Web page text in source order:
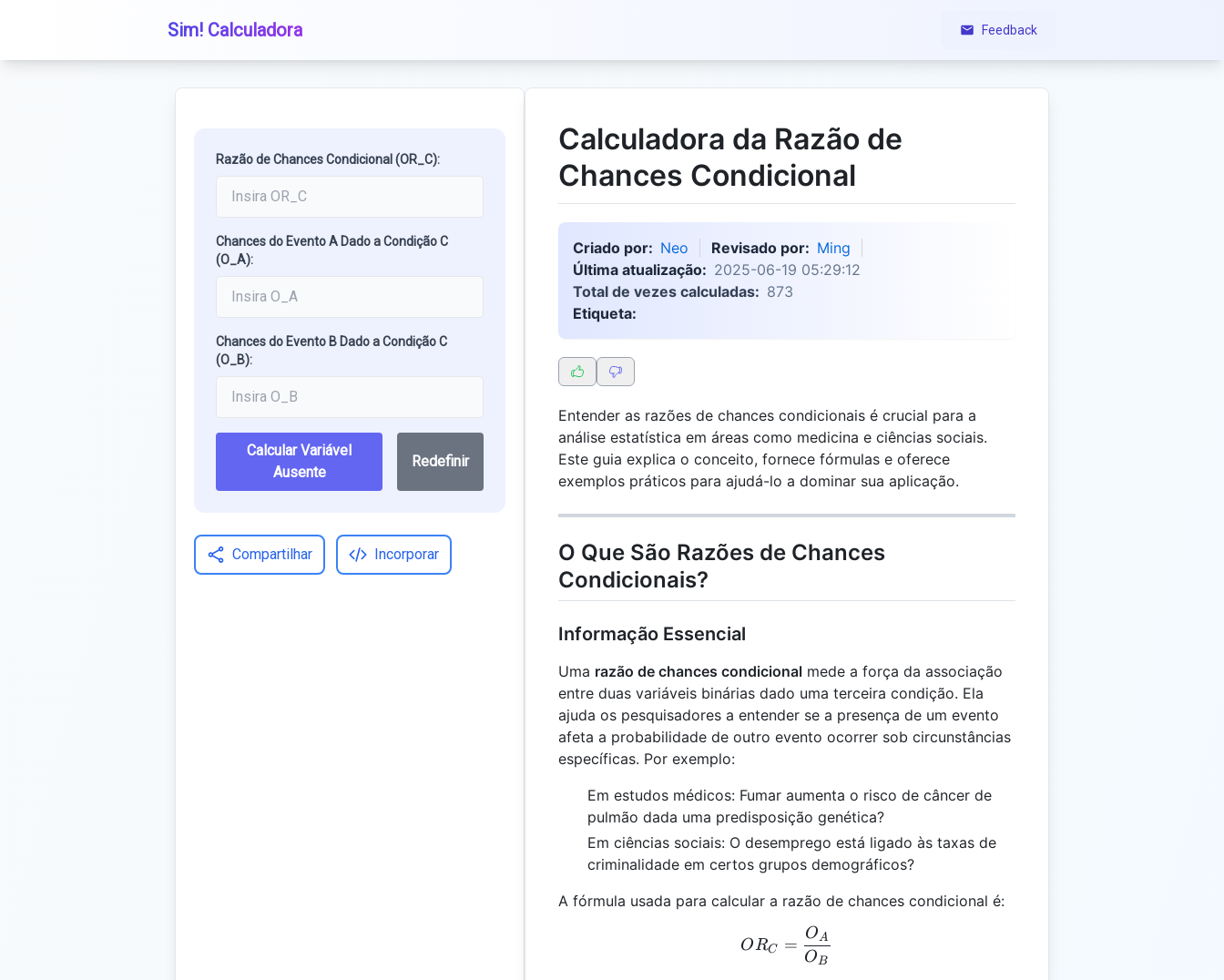
Sim! Calculadora Feedback
Razão de Chances Condicional (OR_C):
Chances do Evento A Dado a Condição C
(O_A):
Chances do Evento B Dado a Condição C
(O_B):
Calcular Variável
Ausente
Redefinir
Compartilhar Incorporar
Calculadora da Razão de
Chances Condicional
Criado por: Neo Revisado por: Ming
Última atualização: 2025-06-19 05:29:12
Total de vezes calculadas: 873
Etiqueta:
Entender as razões de chances condicionais é crucial para a
análise estatística em áreas como medicina e ciências sociais.
Este guia explica o conceito, fornece fórmulas e oferece
exemplos práticos para ajudá-lo a dominar sua aplicação.
O Que São Razões de Chances
Condicionais?
Informação Essencial
Uma razão de chances condicional mede a força da associação
entre duas variáveis binárias dado uma terceira condição. Ela
ajuda os pesquisadores a entender se a presença de um evento
afeta a probabilidade de outro evento ocorrer sob circunstâncias
específicas. Por exemplo:
Em estudos médicos: Fumar aumenta o risco de câncer de
pulmão dada uma predisposição genética?
Em ciências sociais: O desemprego está ligado às taxas de
criminalidade em certos grupos demográficos?
A fórmula usada para calcular a razão de chances condicional é:
OR_C = \frac{O_A}{O_B}
ORC =
OB
OA